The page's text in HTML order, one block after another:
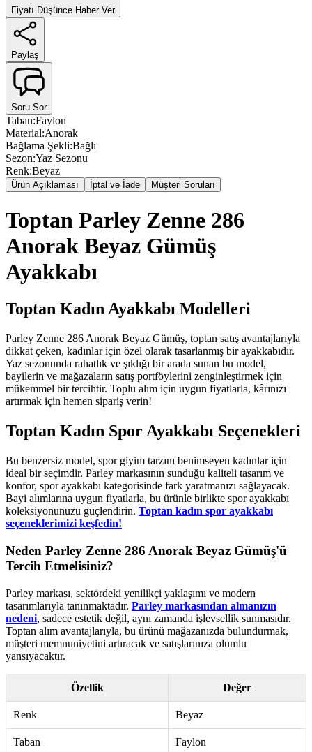
Fiyatı Düşünce Haber Ver
Paylaş
Soru Sor
Taban:Faylon
Material:Anorak
Bağlama Şekli:Bağlı
Sezon:Yaz Sezonu
Renk:Beyaz
Ürün Açıklaması İptal ve İade Müşteri Soruları
Toptan Parley Zenne 286
Anorak Beyaz Gümüş
Ayakkabı
Toptan Kadın Ayakkabı Modelleri
Parley Zenne 286 Anorak Beyaz Gümüş, toptan satış avantajlarıyla
dikkat çeken, kadınlar için özel olarak tasarlanmış bir ayakkabıdır.
Yaz sezonunda rahatlık ve şıklığı bir arada sunan bu model,
bayilerin ve mağazaların satış portföylerini zenginleştirmek için
mükemmel bir tercihtir. Toplu alım için uygun fiyatlarla, kârınızı
artırmak için hemen sipariş verin!
Toptan Kadın Spor Ayakkabı Seçenekleri
Bu benzersiz model, spor giyim tarzını benimseyen kadınlar için
ideal bir seçimdir. Parley markasının sunduğu kaliteli tasarım ve
konfor, spor ayakkabı kategorisinde fark yaratmanızı sağlayacak.
Bayi alımlarına uygun fiyatlarla, bu ürünle birlikte spor ayakkabı
koleksiyonunuzu güçlendirin. Toptan kadın spor ayakkabı
seçeneklerimizi keşfedin!
Neden Parley Zenne 286 Anorak Beyaz Gümüş'ü
Tercih Etmelisiniz?
Parley markası, sektördeki yenilikçi yaklaşımı ve modern
tasarımlarıyla tanınmaktadır. Parley markasından almanızın
nedeni, sadece estetik değil, aynı zamanda işlevsellik sunmasıdır.
Toptan alım avantajlarıyla, bu ürünü mağazanızda bulundurmak,
müşteri memnuniyetini artıracak ve satışlarınıza olumlu
yansıyacaktır.
Özellik Değer
Renk Beyaz
Taban Faylon